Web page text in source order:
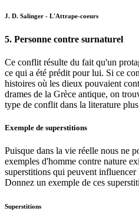
J. D. Salinger - L'Attrape-coeurs
5. Personne contre surnaturel
Ce conflit résulte du fait qu'un
ce qui a été prédit pour lui. Si ce
histoires où les dieux pouvaient
drames de la Grèce antique, on
type de conflit dans la literature
Exemple de superstitions
Puisque dans la vie réelle nous ne
exemples d'homme contre nature
superstitions qui peuvent influencer
Donnez un exemple de ces
Superstitions